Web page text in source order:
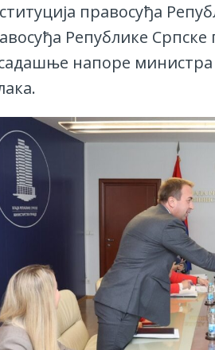
правосуђа
Републике Српске
напоре министра